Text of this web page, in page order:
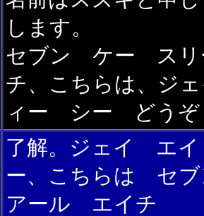
します。
セブン ケー ス
チ、こちらは、
ィー シー どうぞ
了解。ジェイ エ
ー、こちらは
アール エイチ